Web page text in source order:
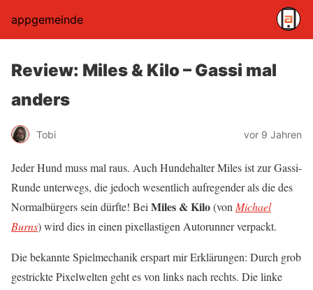
appgemeinde
Review: Miles & Kilo – Gassi mal
anders
Tobi vor 9 Jahren
Jeder Hund muss mal raus. Auch Hundehalter Miles ist zur Gassi-
Runde unterwegs, die jedoch wesentlich aufregender als die des
Normalbürgers sein dürfte! Bei Miles & Kilo(von Michael
Burns) wird dies in einen pixellastigen Autorunner verpackt.
Die bekannte Spielmechanik erspart mir Erklärungen: Durch grob
gestrickte Pixelwelten geht es von links nach rechts. Die linke